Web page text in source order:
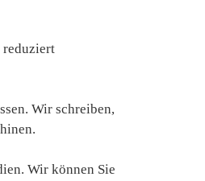
reduziert
Wir schreiben,
Wir können Sie